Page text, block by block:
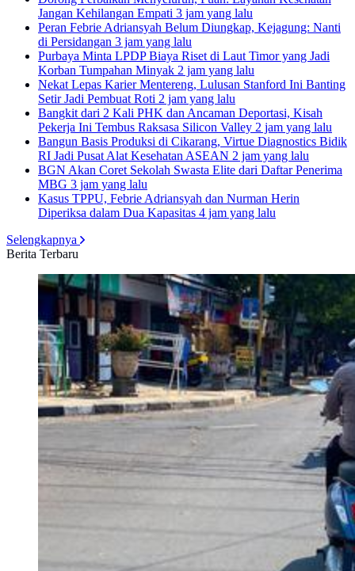
Jangan Kehilangan Empati 3 jam yang lalu
Peran Febrie Adriansyah Belum Diungkap, Kejagung: Nanti
di Persidangan 3 jam yang lalu
Purbaya Minta LPDP Biaya Riset di Laut Timor yang Jadi
Korban Tumpahan Minyak 2 jam yang lalu
Nekat Lepas Karier Mentereng, Lulusan Stanford Ini Banting
Setir Jadi Pembuat Roti 2 jam yang lalu
Bangkit dari 2 Kali PHK dan Ancaman Deportasi, Kisah
Pekerja Ini Tembus Raksasa Silicon Valley 2 jam yang lalu
Bangun Basis Produksi di Cikarang, Virtue Diagnostics Bidik
RI Jadi Pusat Alat Kesehatan ASEAN 2 jam yang lalu
BGN Akan Coret Sekolah Swasta Elite dari Daftar Penerima
MBG 3 jam yang lalu
Kasus TPPU, Febrie Adriansyah dan Nurman Herin
Diperiksa dalam Dua Kapasitas 4 jam yang lalu
Selengkapnya
Berita Terbaru